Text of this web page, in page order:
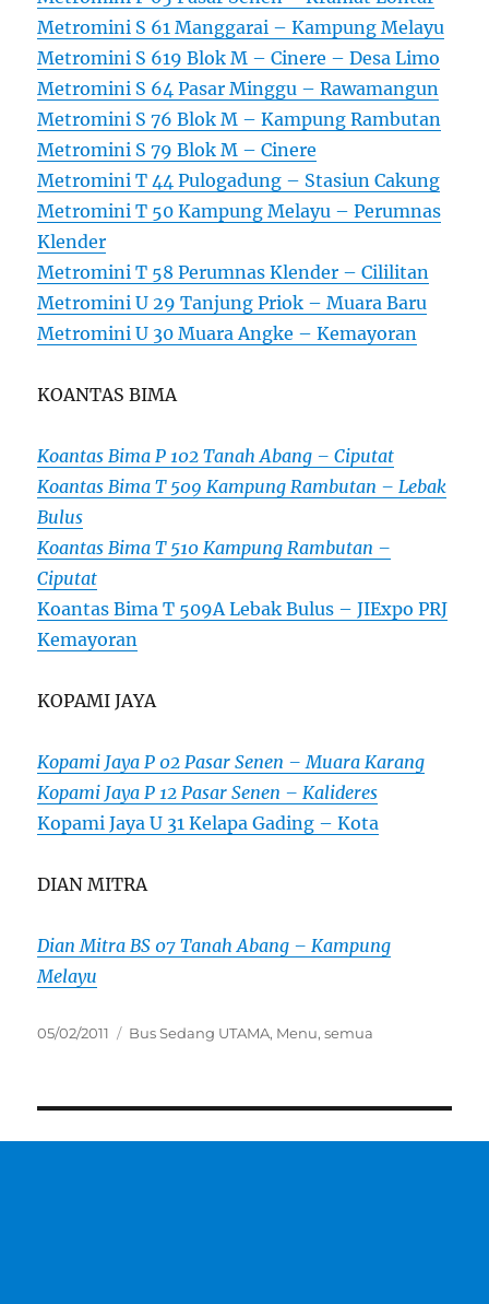
Metromini S 61 Manggarai – Kampung Melayu
Metromini S 619 Blok M – Cinere – Desa Limo
Metromini S 64 Pasar Minggu – Rawamangun
Metromini S 76 Blok M – Kampung Rambutan
Metromini S 79 Blok M – Cinere
Metromini T 44 Pulogadung – Stasiun Cakung
Metromini T 50 Kampung Melayu – Perumnas
Klender
Metromini T 58 Perumnas Klender – Cililitan
Metromini U 29 Tanjung Priok – Muara Baru
Metromini U 30 Muara Angke – Kemayoran
KOANTAS BIMA
Koantas Bima P 102 Tanah Abang – Ciputat
Koantas Bima T 509 Kampung Rambutan – Lebak
Bulus
Koantas Bima T 510 Kampung Rambutan –
Ciputat
Koantas Bima T 509A Lebak Bulus – JIExpo PRJ
Kemayoran
KOPAMI JAYA
Kopami Jaya P 02 Pasar Senen – Muara Karang
Kopami Jaya P 12 Pasar Senen – Kalideres
Kopami Jaya U 31 Kelapa Gading – Kota
DIAN MITRA
Dian Mitra BS 07 Tanah Abang – Kampung
Melayu
Posted
05/02/2011 Categories
Bus Sedang UTAMA, Menu,semua